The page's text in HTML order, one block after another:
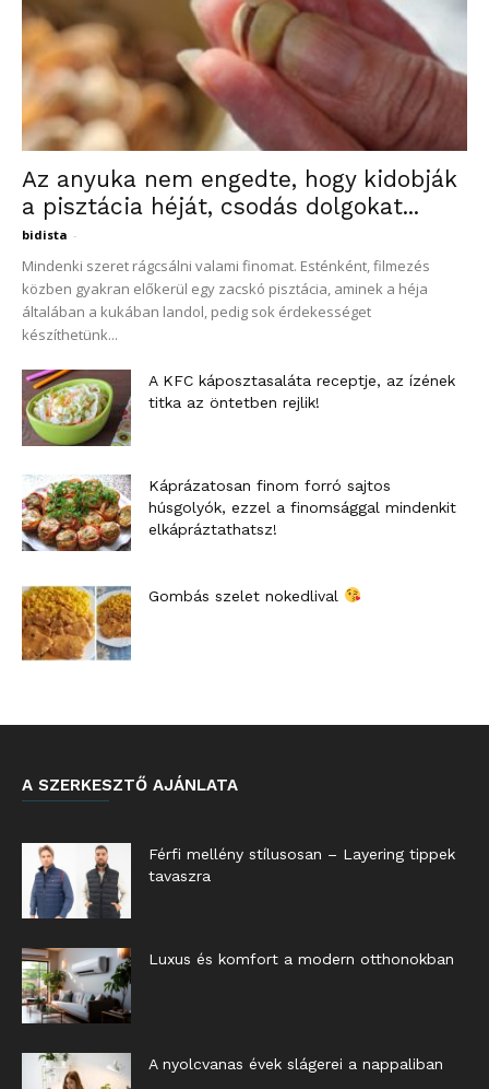
Az anyuka nem engedte, hogy kidobják
a pisztácia héját, csodás dolgokat...
bidista -
Mindenki szeret rágcsálni valami finomat. Esténként, filmezés
közben gyakran előkerül egy zacskó pisztácia, aminek a héja
általában a kukában landol, pedig sok érdekességet
készíthetünk...
A KFC káposztasaláta receptje, az ízének
titka az öntetben rejlik!
Káprázatosan finom forró sajtos
húsgolyók, ezzel a finomsággal mindenkit
elkápráztathatsz!
Gombás szelet nokedlival
A SZERKESZTŐ AJÁNLATA
Férfi mellény stílusosan – Layering tippek
tavaszra
Luxus és komfort a modern otthonokban
A nyolcvanas évek slágerei a nappaliban